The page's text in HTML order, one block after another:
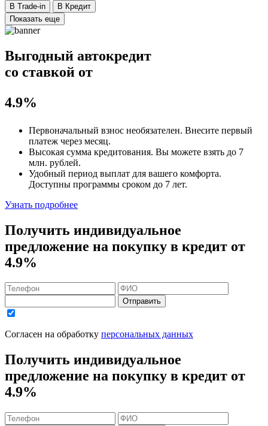
В Trade-in
В Кредит
Показать еще
Выгодный автокредит
со ставкой от
4.9%
Первоначальный взнос необязателен. Внесите первый
платеж через месяц.
Высокая сумма кредитования. Вы можете взять до 7
млн. рублей.
Удобный период выплат для вашего комфорта.
Доступны программы сроком до 7 лет.
Узнать подробнее
Получить индивидуальное
предложение на покупку в кредит от
4.9%
Отправить
Согласен на обработку персональных данных
Получить индивидуальное
предложение на покупку в кредит от
4.9%